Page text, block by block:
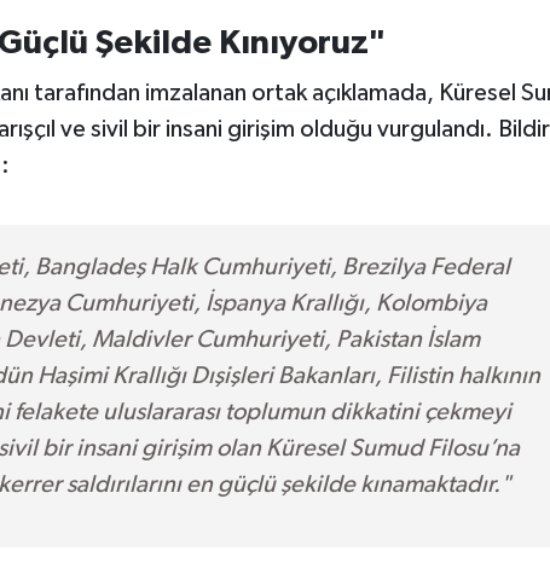
Şekilde Kınıyoruz"
tarafından imzalanan ortak açıklamada, Küresel
ve sivil bir insani girişim olduğu vurgulandı.
Bangladeş Halk Cumhuriyeti, Brezilya Federal
Cumhuriyeti, İspanya Krallığı, Kolombiya
Maldivler Cumhuriyeti, Pakistan İslam
Haşimi Krallığı Dışişleri Bakanları, Filistin halkının
felakete uluslararası toplumun dikkatini çekmeyi
sivil bir insani girişim olan Küresel Sumud Filosu’na
saldırılarını en güçlü şekilde kınamaktadır."